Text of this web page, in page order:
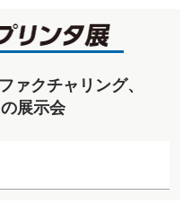
ァクチャリング、
展示会